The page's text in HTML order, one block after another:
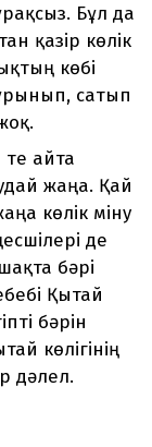
Бұл да
қазір көлік
көбі
сатып
те айта
жаңа. Қай
көлік міну
де
бәрі
Қытай
бәрін
көлігінің
дәлел.